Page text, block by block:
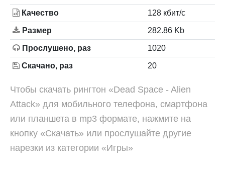
Качество 128 кбит/с
Размер 282.86 Kb
Прослушено, раз 1020
Скачано, раз 20
Чтобы скачать рингтон «Dead Space - Alien
Attack» для мобильного телефона, смартфона
или планшета в mp3 формате, нажмите на
кнопку «Скачать» или прослушайте другие
нарезки из категории «Игры»